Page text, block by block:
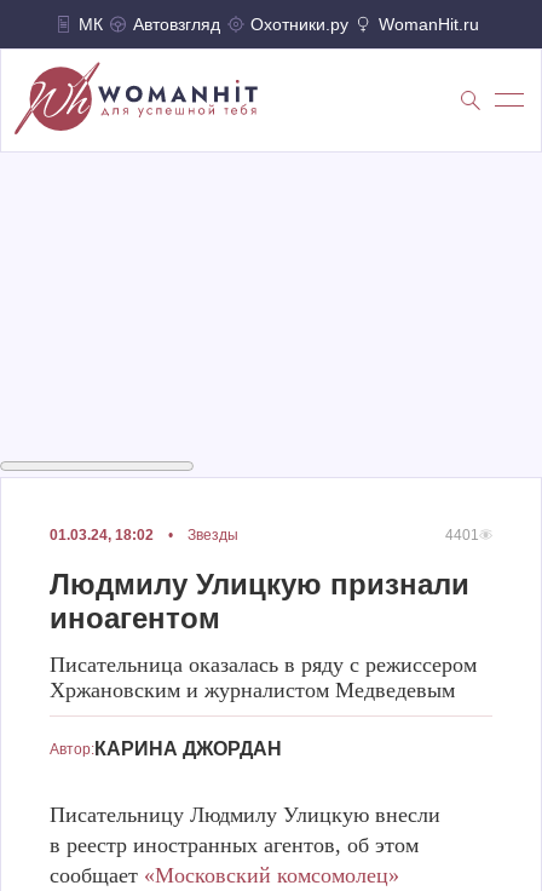
МК Автовзгляд Охотники.ру WomanHit.ru
01.03.24, 18:02 • Звезды 4401
Людмилу Улицкую признали
иноагентом
Писательница оказалась в ряду с режиссером
Хржановским и журналистом Медведевым
Автор: КАРИНА ДЖОРДАН
Людмилу Улицкую признали иноагентом
Писательницу Людмилу Улицкую внесли
в реестр иностранных агентов, об этом
сообщает «Московский комсомолец»